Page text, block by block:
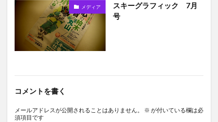
メディア
スキーグラフィック 7月
号
コメントを書く
メールアドレスが公開されることはありません。 ※ が付いている欄は必
須項目です